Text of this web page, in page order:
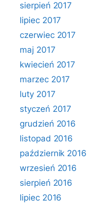
sierpień 2017
lipiec 2017
czerwiec 2017
maj 2017
kwiecień 2017
marzec 2017
luty 2017
styczeń 2017
grudzień 2016
listopad 2016
październik 2016
wrzesień 2016
sierpień 2016
lipiec 2016